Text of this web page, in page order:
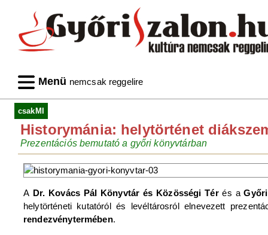
Menü nemcsak reggelire
csakMI
Historymánia: helytörténet
Prezentációs bemutató a győri könyvtárban
A Dr. Kovács Pál Könyvtár és Közösségi Térés a
helytörténeti kutatóról és levéltárosról elnevezett
rendezvénytermében.